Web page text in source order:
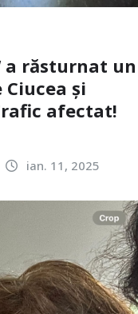
a răsturnat un
și
afectat!
ian. 11, 2025